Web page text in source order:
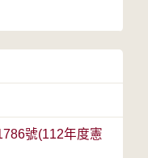
號(112年度憲